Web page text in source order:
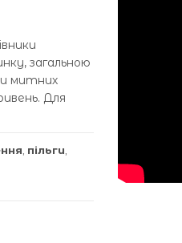
зaгaльною
митних
Для
пільги